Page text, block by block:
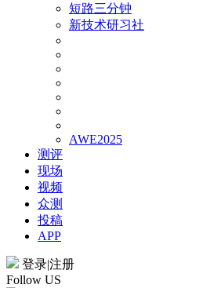
短路三分钟
新技术研习社
AWE2025
测评
现场
视频
众测
投稿
APP
登录|注册
Follow US